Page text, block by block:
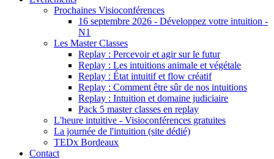
Prochaines Visioconférences
16 septembre 2026 - Développez votre intuition -
N1
Les Master Classes
Replay : Percevoir et agir sur le futur
Replay : Les intuitions animale et végétale
Replay : État intuitif et flow créatif
Replay : Comment être sûr de nos intuitions
Replay : Intuition et domaine judiciaire
Pack 5 master classes en replay
L'heure intuitive - Visioconférences gratuites
La journée de l'intuition (site dédié)
TEDx Bordeaux
Contact